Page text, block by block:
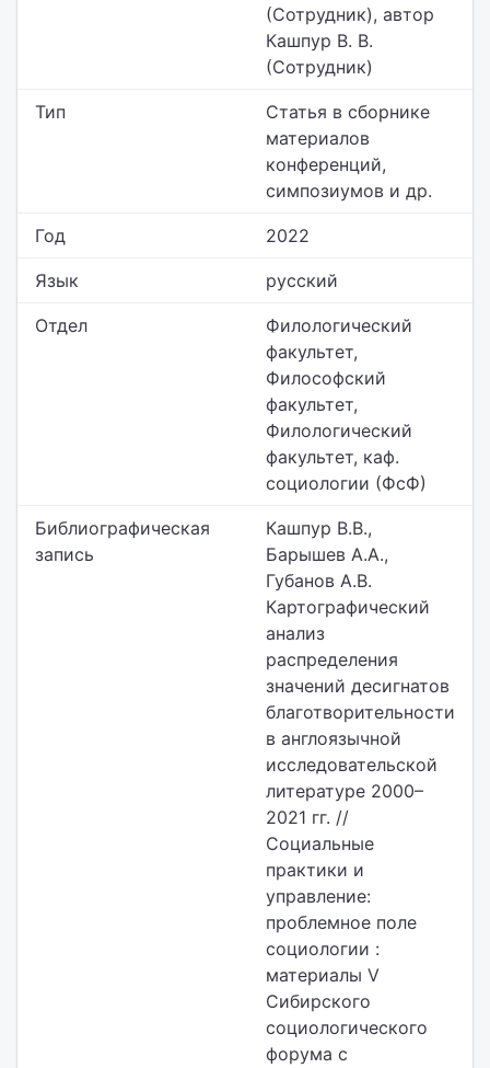
(Сотрудник), автор
Кашпур В. В.
(Сотрудник)
Тип
Статья в сборнике
материалов
конференций,
симпозиумов и др.
Год 2022
Язык русский
Отдел
Филологический
факультет,
Философский
факультет,
Филологический
факультет, каф.
социологии (ФсФ)
Библиографическая
запись
Кашпур В.В.,
Барышев А.А.,
Губанов А.В.
Картографический
анализ
распределения
значений десигнатов
благотворительности
в англоязычной
исследовательской
литературе 2000–
2021 гг. //
Социальные
практики и
управление:
проблемное поле
социологии :
материалы V
Сибирского
социологического
форума с